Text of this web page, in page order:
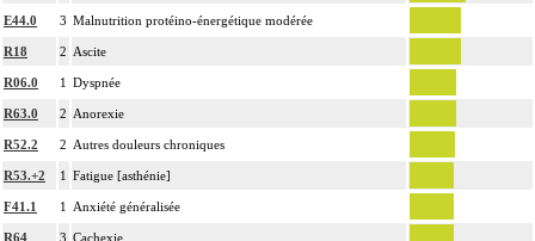
E44.0 3 Malnutrition protéino-énergétique modérée
R18 2 Ascite
R06.0 1 Dyspnée
R63.0 2 Anorexie
R52.2 2 Autres douleurs chroniques
R53.+2 1 Fatigue [asthénie]
F41.1 1 Anxiété généralisée
R64 3 Cachexie